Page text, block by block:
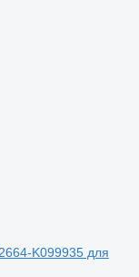
K099935 для